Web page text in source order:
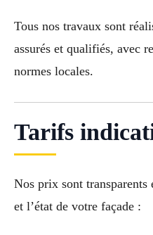
Tous nos travaux sont
assurés et qualifiés, avec
normes locales.
Tarifs
Nos prix sont transparents
et l’état de votre façade :